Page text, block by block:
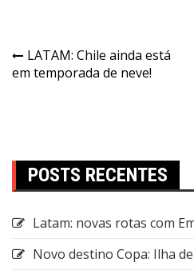
LATAM: Chile ainda está
em temporada de neve!
POSTS RECENTES
Latam: novas rotas com
Novo destino Copa: Ilha